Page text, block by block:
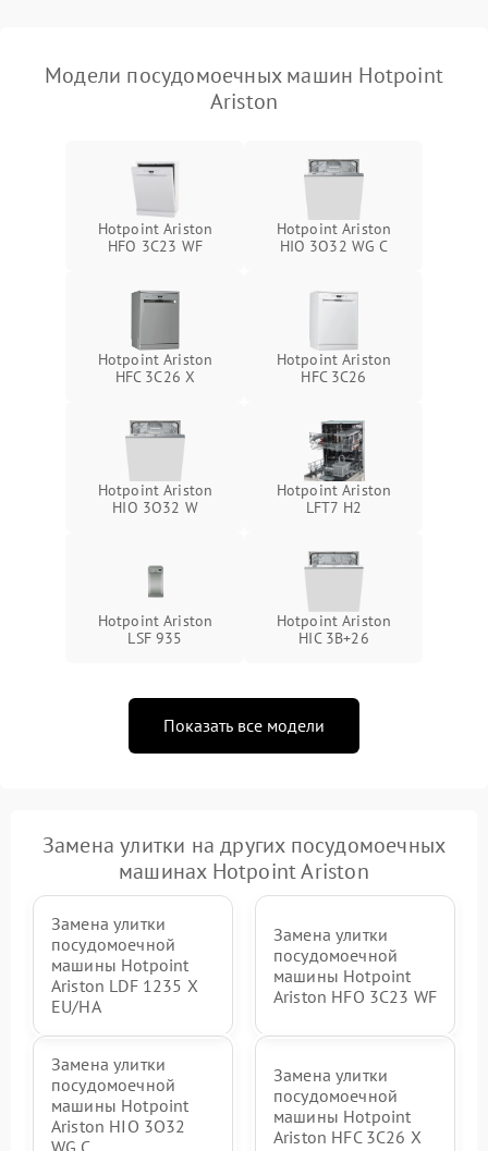
Модели посудомоечных машин Hotpoint
Ariston
Hotpoint Ariston
HFO 3C23 WF
Hotpoint Ariston
HIO 3O32 WG C
Hotpoint Ariston
HFC 3C26 X
Hotpoint Ariston
HFC 3C26
Hotpoint Ariston
HIO 3O32 W
Hotpoint Ariston
LFT7 H2
Hotpoint Ariston
LSF 935
Hotpoint Ariston
HIC 3B+26
Показать все модели
Замена улитки на других посудомоечных
машинах Hotpoint Ariston
Замена улитки
посудомоечной
машины Hotpoint
Ariston LDF 1235 X
EU/HA
Замена улитки
посудомоечной
машины Hotpoint
Ariston HFO 3C23 WF
Замена улитки
посудомоечной
машины Hotpoint
Ariston HIO 3O32
WG C
Замена улитки
посудомоечной
машины Hotpoint
Ariston HFC 3C26 X